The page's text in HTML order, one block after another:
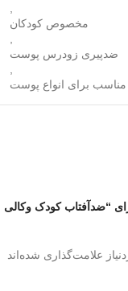
مخصوص کودکان
ضدپیری زودرس پوست
مناسب برای انواع پوست
“ضدآفتاب کودک وکالی
علامت‌گذاری شده‌اند